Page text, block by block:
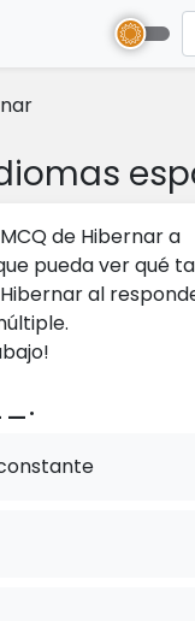
de Hibernar a
pueda ver qué
al